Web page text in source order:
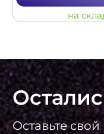
на
Оставьте